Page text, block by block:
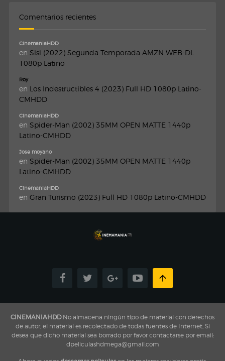
Comentarios recientes
CinemaniaHDD
en Sisi (2022) Segunda Temporada AMZN WEB-DL
1080p Latino
Roy
en Los Indestructibles 4 (2023) Full HD 1080p Latino-
CMHDD
CinemaniaHDD
en Spider-Man (2002) 35MM OPEN MATTE 1440p
Latino-CMHDD
Jose moyano
en Spider-Man (2002) 35MM OPEN MATTE 1440p
Latino-CMHDD
CinemaniaHDD
en Gran Turismo (2023) Full HD 1080p Latino-CMHDD
CINEMANIAHDDNo almacena ningún tipo de material con derechos
de autor, el material es recolectado de todas fuentes de Internet, Si
desea que dicho material sea borrado por favor contactarse por email:
dpeliculashdmega@gmail.com